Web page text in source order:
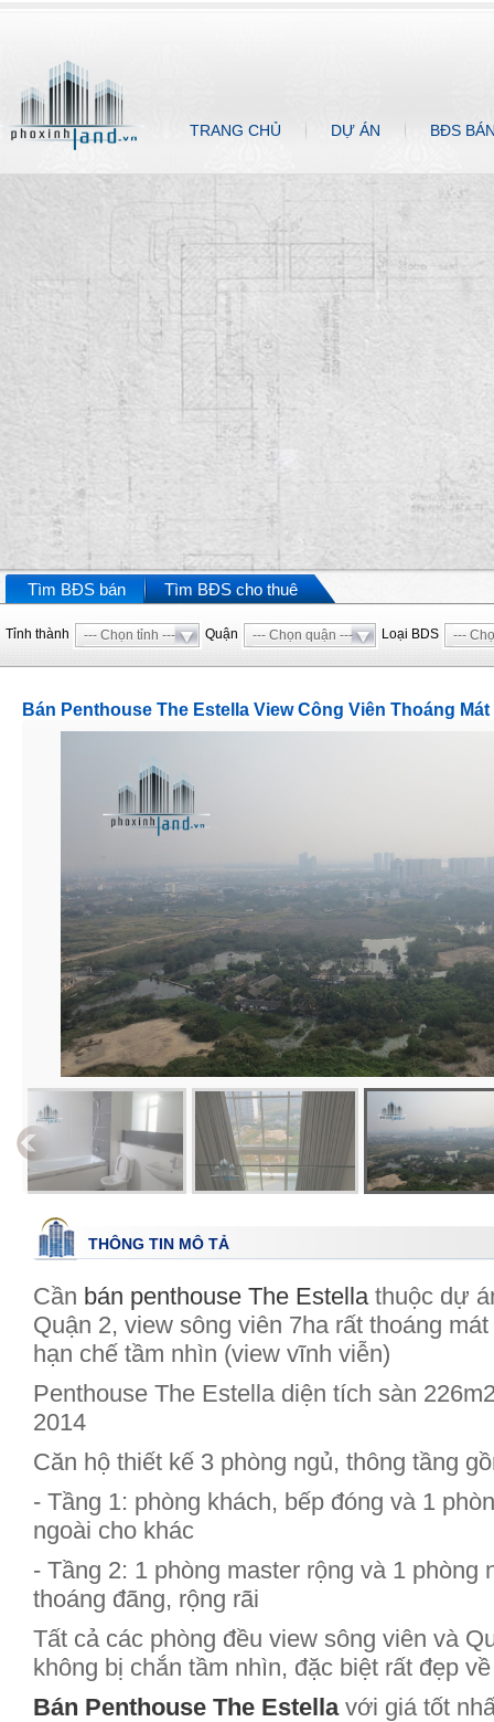
TRANG CHỦ DỰ ÁN BĐS
BIỆT THỰ CAO CẤP THẢO ĐIỀN
Thảo Điền là khu biệt thự cao cấp bậc nhất tại TP HCM hiện nay,
của nhiều doanh nhân thành đạt,... Với nhiều diện tích từ 200m2
mặt sông Sài Gòn,...
Tìm BĐS bán Tìm BĐS cho thuê
Tỉnh thành --- Chọn tỉnh --- Quận --- Chọn quận --- Loại BDS ---
Bán Penthouse The Estella View Công Viên Thoáng Mát
THÔNG TIN MÔ TẢ
Cần bán penthouse The Estellathuộc dự
Quận 2, view sông viên 7ha rất thoáng
hạn chế tầm nhìn (view vĩnh viễn)
Penthouse The Estella diện tích sàn
2014
Căn hộ thiết kế 3 phòng ngủ, thông tầng
- Tầng 1: phòng khách, bếp đóng và 1
ngoài cho khác
- Tầng 2: 1 phòng master rộng và 1 phòng
thoáng đãng, rộng rãi
Tất cả các phòng đều view sông viên và
không bị chắn tầm nhìn, đặc biệt rất đẹp
Bán Penthouse The Estellavới giá tốt